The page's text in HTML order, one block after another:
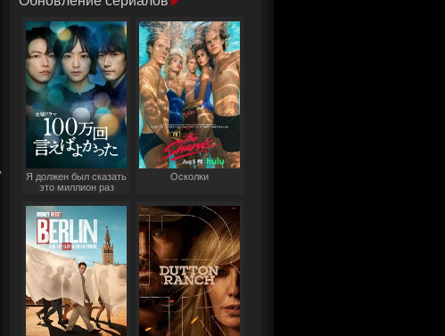
Я должен был сказать
это миллион раз
Осколки